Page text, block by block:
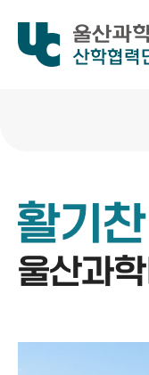
산학협력
활기
울산과